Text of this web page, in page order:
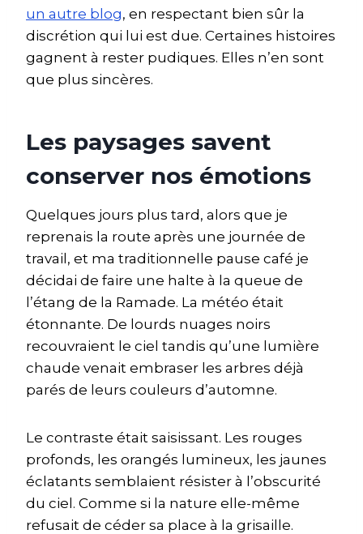
un autre blog, en respectant bien sûr la
discrétion qui lui est due. Certaines histoires
gagnent à rester pudiques. Elles n’en sont
que plus sincères.
Les paysages savent
conserver nos émotions
Quelques jours plus tard, alors que je
reprenais la route après une journée de
travail, et ma traditionnelle pause café je
décidai de faire une halte à la queue de
l’étang de la Ramade. La météo était
étonnante. De lourds nuages noirs
recouvraient le ciel tandis qu’une lumière
chaude venait embraser les arbres déjà
parés de leurs couleurs d’automne.
Le contraste était saisissant. Les rouges
profonds, les orangés lumineux, les jaunes
éclatants semblaient résister à l’obscurité
du ciel. Comme si la nature elle-même
refusait de céder sa place à la grisaille.